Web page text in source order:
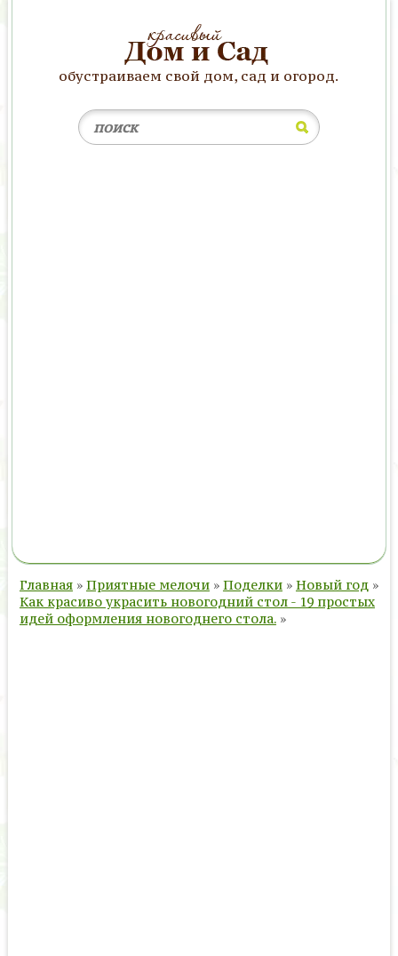
обустраиваем свой дом, сад и огород.
Главная » Приятные мелочи » Поделки » Новый год »
Как красиво украсить новогодний стол - 19 простых
идей оформления новогоднего стола. »